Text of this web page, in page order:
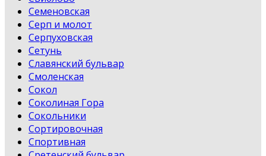
Семеновская
Серп и молот
Серпуховская
Сетунь
Славянский бульвар
Смоленская
Сокол
Соколиная Гора
Сокольники
Сортировочная
Спортивная